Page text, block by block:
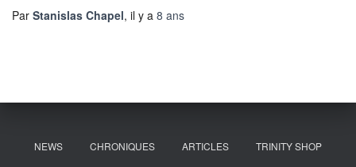
Par Stanislas Chapel, il y a 8 ans
NEWS CHRONIQUES ARTICLES TRINITY SHOP